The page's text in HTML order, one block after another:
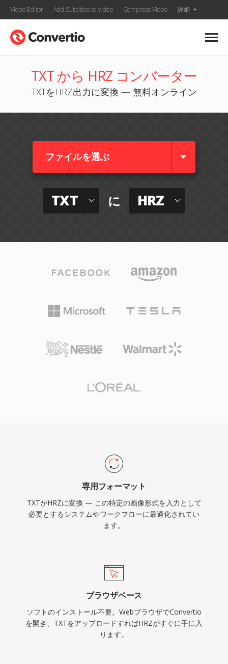
Video Editor Add Subtitles to Video Compress Video 詳細
TXT から HRZ コンバーター
TXTをHRZ出力に変換 — 無料オンライン
ファイルを選ぶ
TXT に HRZ
専用フォーマット
TXTがHRZに変換 — この特定の画像形式を入力として
必要とするシステムやワークフローに最適化されてい
ます。
ブラウザベース
ソフトのインストール不要。WebブラウザでConvertio
を開き、TXTをアップロードすればHRZがすぐに手に入
ります。